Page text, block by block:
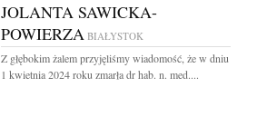
JOLANTA SAWICKA-
POWIERZA BIAŁYSTOK
Z głębokim żalem przyjęliśmy wiadomość, że w dniu
1 kwietnia 2024 roku zmarła dr hab. n. med....